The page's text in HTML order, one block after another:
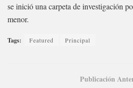
se inició una carpeta de investigación
menor.
Tags: Featured Principal
Publicación